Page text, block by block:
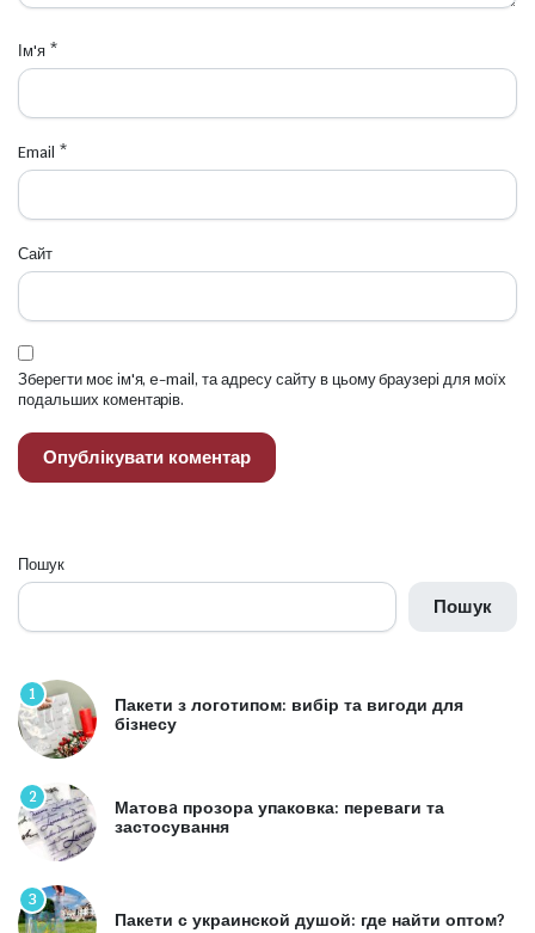
Ім'я *
Email *
Сайт
Зберегти моє ім'я, e-mail, та адресу сайту в цьому браузері для моїх
подальших коментарів.
Пошук
Пошук
1
Пакети з логотипом: вибір та вигоди для
бізнесу
2
Матовa прозора упаковка: переваги та
застосування
3
Пакети с украинской душой: где найти оптом?